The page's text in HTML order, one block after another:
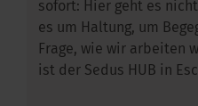
sofort: Hier geht es
es um Haltung, um
Frage, wie wir arbeiten
ist der Sedus HUB in